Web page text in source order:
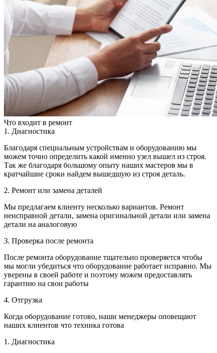
Что входит в ремонт
1. Диагностика
Благодаря специальным устройствам и оборудованию мы
можем точно определить какой именно узел вышел из строя.
Так же благодаря большому опыту наших мастеров мы в
кратчайшие сроки найдем вышедшую из строя деталь.
2. Ремонт или замена деталей
Мы предлагаем клиенту несколько вариантов. Ремонт
неисправной детали, замена оригинальной детали или замена
детали на аналоговую
3. Проверка после ремонта
После ремонта оборудование тщательно проверяется чтобы
мы могли убедиться что оборудование работает исправно. Мы
уверены в своей работе и поэтому можем предоставлять
гарантию на свои работы
4. Отгрузка
Когда оборудование готово, наши менеджеры оповещают
наших клиентов что техника готова
1. Диагностика